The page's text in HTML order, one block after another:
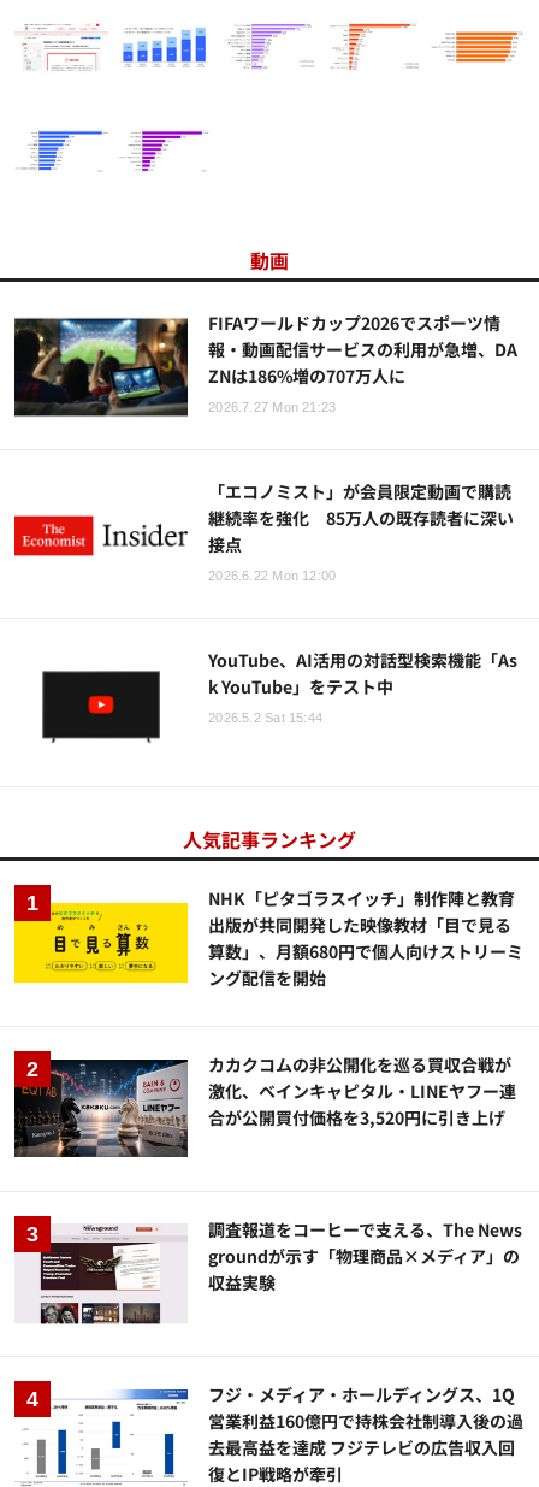
動画
FIFAワールドカップ2026でスポーツ情
報・動画配信サービスの利用が急増、DA
ZNは186%増の707万人に
2026.7.27 Mon 21:23
「エコノミスト」が会員限定動画で購読
継続率を強化 85万人の既存読者に深い
接点
2026.6.22 Mon 12:00
YouTube、AI活用の対話型検索機能「As
k YouTube」をテスト中
2026.5.2 Sat 15:44
人気記事ランキング
NHK「ピタゴラスイッチ」制作陣と教育
出版が共同開発した映像教材「目で見る
算数」、月額680円で個人向けストリーミ
ング配信を開始
カカクコムの非公開化を巡る買収合戦が
激化、ベインキャピタル・LINEヤフー連
合が公開買付価格を3,520円に引き上げ
調査報道をコーヒーで支える、The News
groundが示す「物理商品×メディア」の
収益実験
フジ・メディア・ホールディングス、1Q
営業利益160億円で持株会社制導入後の過
去最高益を達成 フジテレビの広告収入回
復とIP戦略が牽引